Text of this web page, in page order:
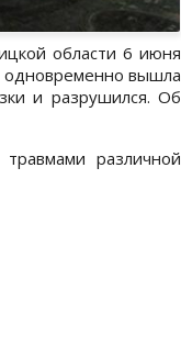
области 6 июня
одновременно вышла
и разрушился. Об
различной